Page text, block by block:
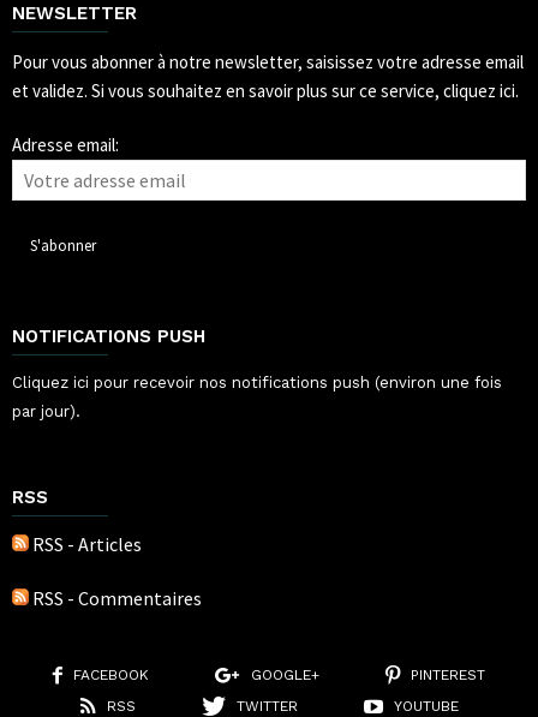
NEWSLETTER
Pour vous abonner à notre newsletter, saisissez votre adresse email
et validez. Si vous souhaitez en savoir plus sur ce service, cliquez ici.
Adresse email:
NOTIFICATIONS PUSH
Cliquez ici pour recevoir nos notifications push (environ une fois
par jour).
RSS
RSS - Articles
RSS - Commentaires
FACEBOOK GOOGLE+
PINTEREST
RSS
TWITTER YOUTUBE